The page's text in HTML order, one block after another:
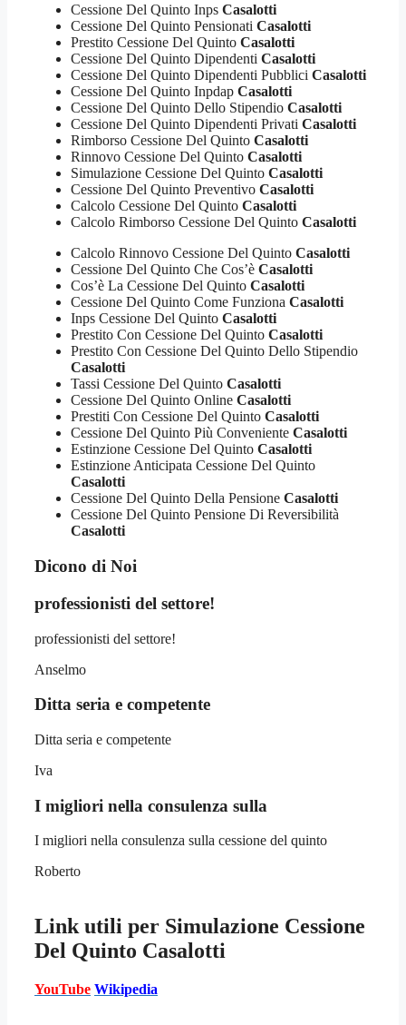
Cessione Del Quinto Inps Casalotti
Cessione Del Quinto Pensionati Casalotti
Prestito Cessione Del Quinto Casalotti
Cessione Del Quinto Dipendenti Casalotti
Cessione Del Quinto Dipendenti Pubblici Casalotti
Cessione Del Quinto Inpdap Casalotti
Cessione Del Quinto Dello Stipendio Casalotti
Cessione Del Quinto Dipendenti Privati Casalotti
Rimborso Cessione Del Quinto Casalotti
Rinnovo Cessione Del Quinto Casalotti
Simulazione Cessione Del Quinto Casalotti
Cessione Del Quinto Preventivo Casalotti
Calcolo Cessione Del Quinto Casalotti
Calcolo Rimborso Cessione Del Quinto Casalotti
Calcolo Rinnovo Cessione Del Quinto Casalotti
Cessione Del Quinto Che Cos’è Casalotti
Cos’è La Cessione Del Quinto Casalotti
Cessione Del Quinto Come Funziona Casalotti
Inps Cessione Del Quinto Casalotti
Prestito Con Cessione Del Quinto Casalotti
Prestito Con Cessione Del Quinto Dello Stipendio
Casalotti
Tassi Cessione Del Quinto Casalotti
Cessione Del Quinto Online Casalotti
Prestiti Con Cessione Del Quinto Casalotti
Cessione Del Quinto Più Conveniente Casalotti
Estinzione Cessione Del Quinto Casalotti
Estinzione Anticipata Cessione Del Quinto
Casalotti
Cessione Del Quinto Della Pensione Casalotti
Cessione Del Quinto Pensione Di Reversibilità
Casalotti
Dicono di Noi
professionisti del settore!
professionisti del settore!
Anselmo
Ditta seria e competente
Ditta seria e competente
Iva
I migliori nella consulenza sulla
I migliori nella consulenza sulla cessione del quinto
Roberto
Link utili per Simulazione Cessione
Del Quinto Casalotti
YouTube Wikipedia